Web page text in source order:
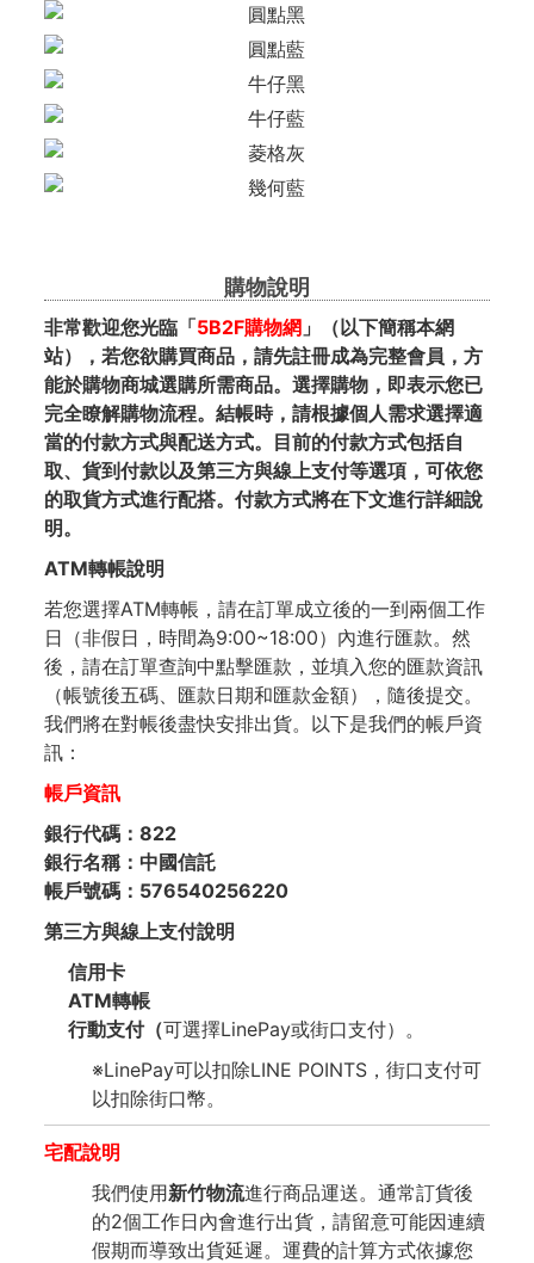
購物說明
非常歡迎您光臨「5B2F購物網」（以下簡稱本網
站），若您欲購買商品，請先註冊成為完整會員，方
能於購物商城選購所需商品。選擇購物，即表示您已
完全瞭解購物流程。結帳時，請根據個人需求選擇適
當的付款方式與配送方式。目前的付款方式包括自
取、貨到付款以及第三方與線上支付等選項，可依您
的取貨方式進行配搭。付款方式將在下文進行詳細說
明。
ATM轉帳說明
若您選擇ATM轉帳，請在訂單成立後的一到兩個工作
日（非假日，時間為9:00~18:00）內進行匯款。然
後，請在訂單查詢中點擊匯款，並填入您的匯款資訊
（帳號後五碼、匯款日期和匯款金額），隨後提交。
我們將在對帳後盡快安排出貨。以下是我們的帳戶資
訊：
帳戶資訊
銀行代碼：822
銀行名稱：中國信託
帳戶號碼：576540256220
第三方與線上支付說明
信用卡
ATM轉帳
行動支付（可選擇LinePay或街口支付）。
※LinePay可以扣除LINE POINTS，街口支付可
以扣除街口幣。
宅配說明
我們使用新竹物流進行商品運送。通常訂貨後
的2個工作日內會進行出貨，請留意可能因連續
假期而導致出貨延遲。運費的計算方式依據您